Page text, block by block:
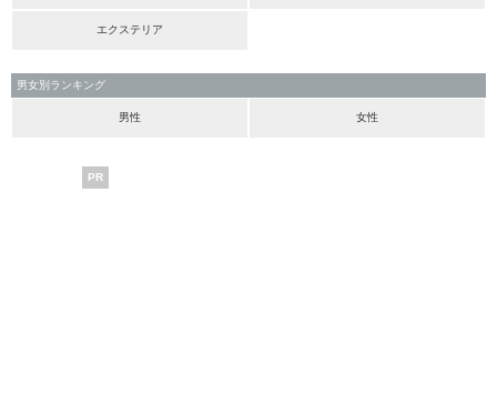
エクステリア
男女別ランキング
男性 女性
PR